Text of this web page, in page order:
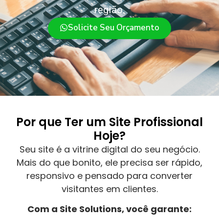
região.
Solicite Seu Orçamento
Por que Ter um Site Profissional
Hoje?
Seu site é a vitrine digital do seu negócio.
Mais do que bonito, ele precisa ser rápido,
responsivo e pensado para converter
visitantes em clientes.
Com a Site Solutions, você garante: